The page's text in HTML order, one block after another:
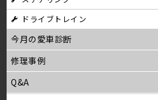
ンドライブトレイン
今月の愛車診断
修理事例
Q&A